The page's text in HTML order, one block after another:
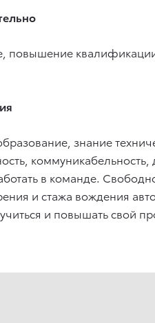
повышение
знание
в команде.
и стажа вождения
и повышать свой